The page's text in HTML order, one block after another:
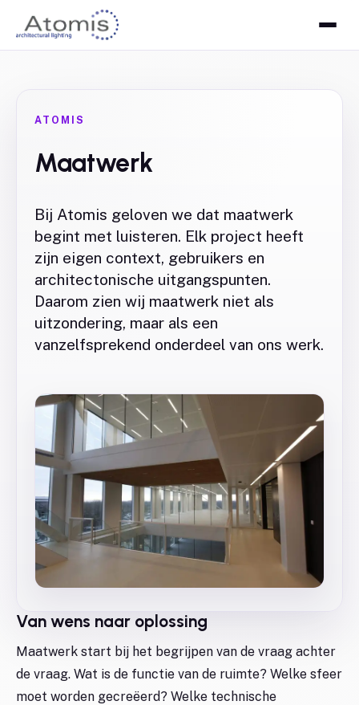
ATOMIS
Maatwerk
Bij Atomis geloven we dat maatwerk
begint met luisteren. Elk project heeft
zijn eigen context, gebruikers en
architectonische uitgangspunten.
Daarom zien wij maatwerk niet als
uitzondering, maar als een
vanzelfsprekend onderdeel van ons werk.
Van wens naar oplossing
Maatwerk start bij het begrijpen van de vraag achter
de vraag. Wat is de functie van de ruimte? Welke sfeer
moet worden gecreëerd? Welke technische